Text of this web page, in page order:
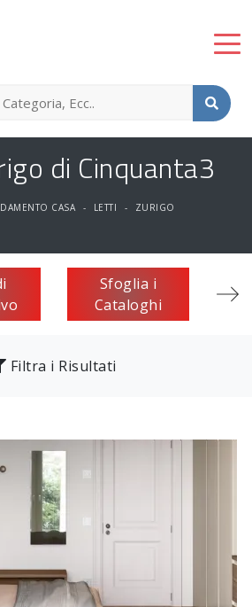
di Cinquanta3
CASA - LETTI - ZURIGO
Sfoglia i
Cataloghi
Filtra i Risultati